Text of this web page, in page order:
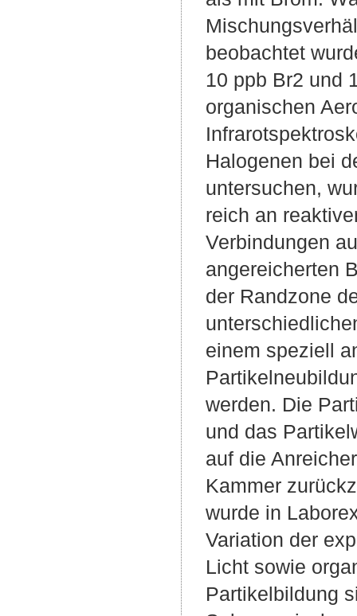
beobachtet
10 ppb Br2 und
organischen
Halogenen bei
untersuchen,
reich an
Verbindungen
angereicherten
der Randzone
einem speziell
werden. Die
und das
auf die
Kammer
wurde in
Variation der
Licht sowie
Partikelbildung